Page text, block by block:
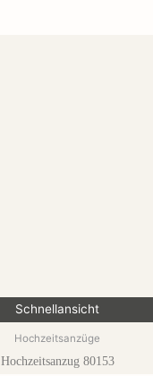
Schnellansicht
Hochzeitsanzüge
Hochzeitsanzug 80153